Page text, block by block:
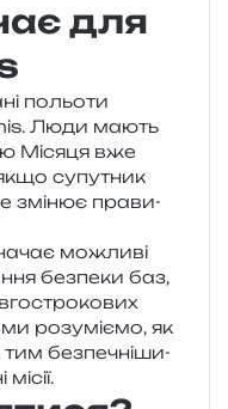
для
польо­ти
Люди мають
Місяця вже
якщо супу­тник
змі­нює пра­ви­
можли­ві
без­пе­ки баз,
розу­мі­є­мо, як
тим без­пе­чні­ши­